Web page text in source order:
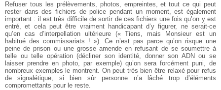
Refuser tous les prélèvements, photos, empreintes, et tout ce qui peut
rester dans des fichiers de police pendant un moment, est également
important : il est très difficile de sortir de ces fichiers une fois qu’on y est
entré, et cela peut être vraiment handicapant d’y figurer, ne serait-ce
qu’en cas d’interpellation ultérieure (« Tiens, mais Monsieur est un
habitué des commissariats ! »). Ce n’est pas parce qu’on risque une
peine de prison ou une grosse amende en refusant de se soumettre à
telle ou telle opération (décliner son identité, donner son ADN ou se
laisser prendre en photo, par exemple) qu’on sera forcément puni, de
nombreux exemples le montrent. On peut très bien être relaxé pour refus
de signalétique, si bien sûr personne n’a lâché trop d’éléments
compromettants pour le reste.